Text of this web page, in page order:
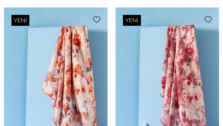
YENI YENI